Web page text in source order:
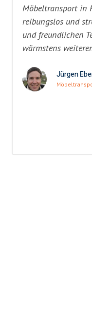
Möbeltransport in
reibungslos und
und freundlichen
wärmstens
Jürgen